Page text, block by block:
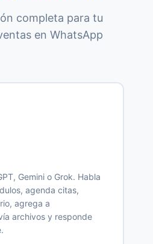
completa para tu
en WhatsApp
Gemini o Grok. Habla
agenda citas,
agrega a
archivos y responde